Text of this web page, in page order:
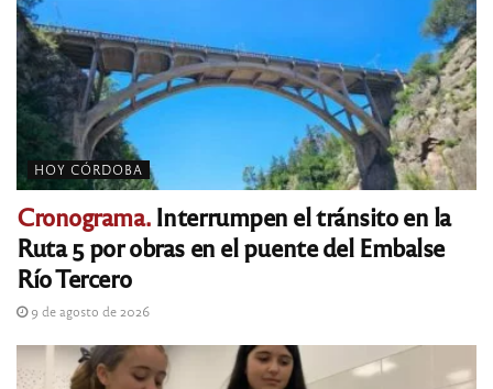
HOY CÓRDOBA
Cronograma.Interrumpen el tránsito en la
Ruta 5 por obras en el puente del Embalse
Río Tercero
9 de agosto de 2026